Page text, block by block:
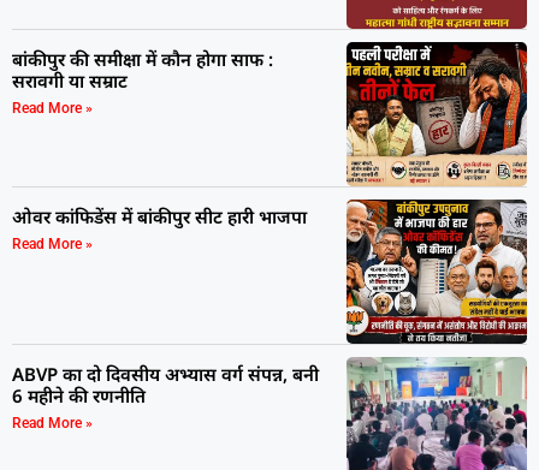
बांकीपुर की समीक्षा में कौन होगा साफ :
सरावगी या सम्राट
Read More »
ओवर कांफिडेंस में बांकीपुर सीट हारी भाजपा
Read More »
ABVP का दो दिवसीय अभ्यास वर्ग संपन्न, बनी
6 महीने की रणनीति
Read More »